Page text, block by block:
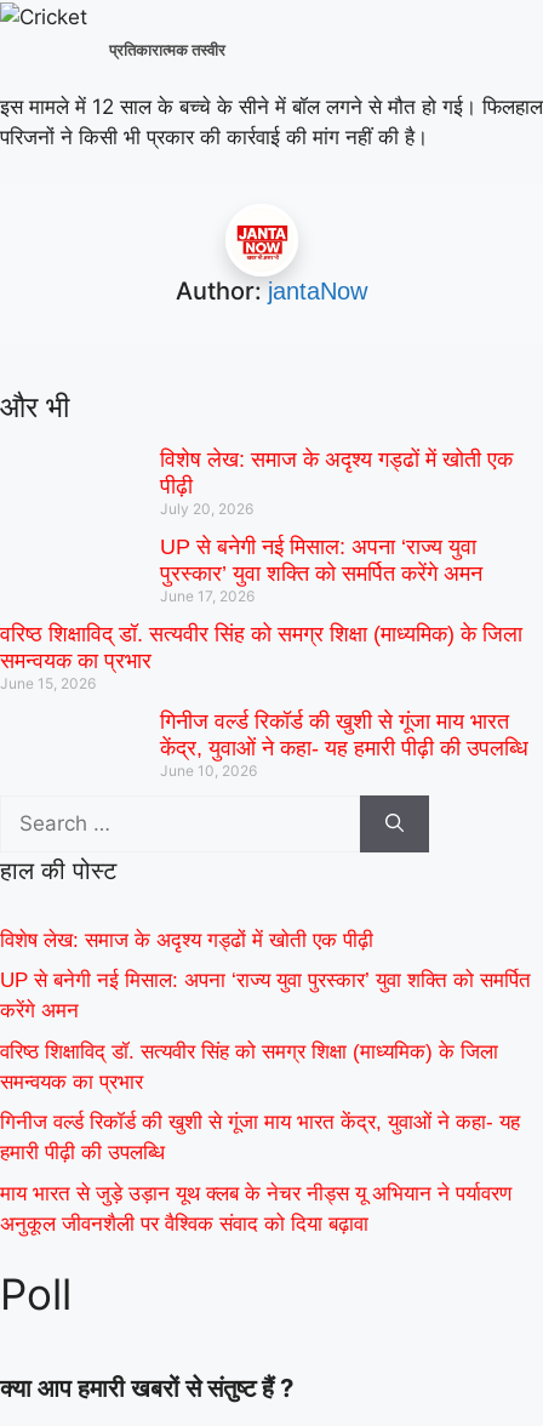
प्रतिकारात्मक तस्वीर
इस मामले में 12 साल के बच्चे के सीने में बॉल लगने से मौत हो गई। फिलहाल
परिजनों ने किसी भी प्रकार की कार्रवाई की मांग नहीं की है।
Author: jantaNow
और भी
विशेष लेख: समाज के अदृश्य गड्ढों में खोती एक
पीढ़ी
July 20, 2026
UP से बनेगी नई मिसाल: अपना ‘राज्य युवा
पुरस्कार’ युवा शक्ति को समर्पित करेंगे अमन
June 17, 2026
वरिष्ठ शिक्षाविद् डॉ. सत्यवीर सिंह को समग्र शिक्षा (माध्यमिक) के जिला
समन्वयक का प्रभार
June 15, 2026
गिनीज वर्ल्ड रिकॉर्ड की खुशी से गूंजा माय भारत
केंद्र, युवाओं ने कहा- यह हमारी पीढ़ी की उपलब्धि
June 10, 2026
हाल की पोस्ट
विशेष लेख: समाज के अदृश्य गड्ढों में खोती एक पीढ़ी
UP से बनेगी नई मिसाल: अपना ‘राज्य युवा पुरस्कार’ युवा शक्ति को समर्पित
करेंगे अमन
वरिष्ठ शिक्षाविद् डॉ. सत्यवीर सिंह को समग्र शिक्षा (माध्यमिक) के जिला
समन्वयक का प्रभार
गिनीज वर्ल्ड रिकॉर्ड की खुशी से गूंजा माय भारत केंद्र, युवाओं ने कहा- यह
हमारी पीढ़ी की उपलब्धि
माय भारत से जुड़े उड़ान यूथ क्लब के नेचर नीड्स यू अभियान ने पर्यावरण
अनुकूल जीवनशैली पर वैश्विक संवाद को दिया बढ़ावा
Poll
क्या आप हमारी खबरों से संतुष्ट हैं ?